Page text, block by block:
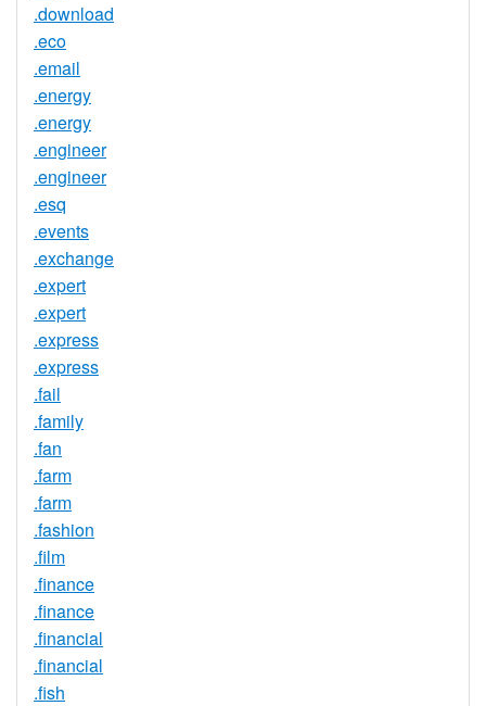
.download
.eco
.email
.energy
.energy
.engineer
.engineer
.esq
.events
.exchange
.expert
.expert
.express
.express
.fail
.family
.fan
.farm
.farm
.fashion
.film
.finance
.finance
.financial
.financial
.fish